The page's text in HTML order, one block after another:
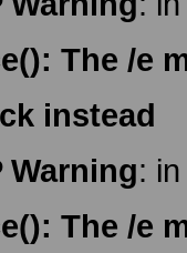
The /e
instead
Warning:
The /e